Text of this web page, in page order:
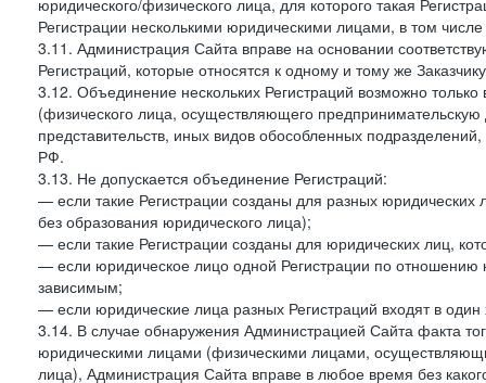
юридического/физического лица, для которого такая
Регистрации несколькими юридическими лицами, в том
3.11. Администрация Сайта вправе на основании
Регистраций, которые относятся к одному и тому же
3.12. Объединение нескольких Регистраций возможно
(физического лица, осуществляющего
представительств, иных видов обособленных
РФ.
3.13. Не допускается объединение Регистраций:
— если такие Регистрации созданы для разных
без образования юридического лица);
— если такие Регистрации созданы для юридических лиц,
— если юридическое лицо одной Регистрации по отношению
зависимым;
— если юридические лица разных Регистраций входят в
3.14. В случае обнаружения Администрацией Сайта факта
юридическими лицами (физическими лицами,
лица), Администрация Сайта вправе в любое время без